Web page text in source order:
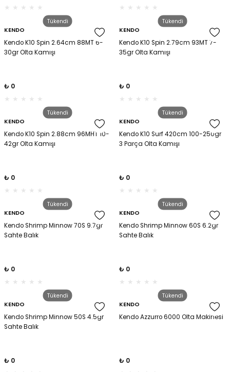
Tükendi
KENDO
Kendo K10 Spin 2.64cm 88MT 6-
30gr Olta Kamışı
₺ 0
Tükendi
KENDO
Kendo K10 Spin 2.79cm 93MT 7-
35gr Olta Kamışı
₺ 0
Tükendi
KENDO
Kendo K10 Spin 2.88cm 96MHT 10-
42gr Olta Kamışı
₺ 0
Tükendi
KENDO
Kendo K10 Surf 420cm 100-250gr
3 Parça Olta Kamışı
₺ 0
Tükendi
KENDO
Kendo Shrimp Minnow 70S 9.7gr
Sahte Balık
₺ 0
Tükendi
KENDO
Kendo Shrimp Minnow 60S 6.2gr
Sahte Balık
₺ 0
Tükendi
KENDO
Kendo Shrimp Minnow 50S 4.5gr
Sahte Balık
₺ 0
Tükendi
KENDO
Kendo Azzurro 6000 Olta Makinesi
₺ 0